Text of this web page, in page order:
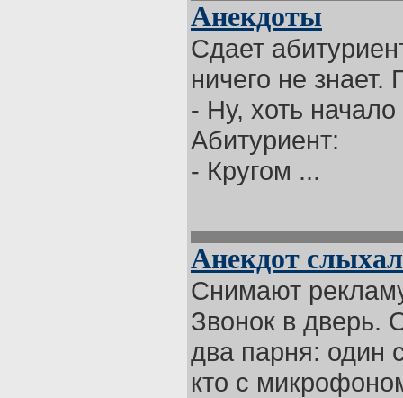
Анекдоты
Сдает
ничего не знает.
- Ну, хоть
Абитуриент:
- Кругом ...
Анекдот
Снимают
Звонок в дверь.
два парня: один
кто с